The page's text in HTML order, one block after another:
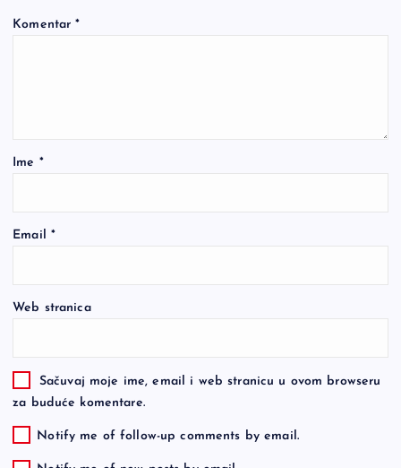
Komentar*
Ime *
Email *
Web stranica
Sačuvaj moje ime, email i web stranicu u ovom browseru
za buduće komentare.
Notify me of follow-up comments by email.